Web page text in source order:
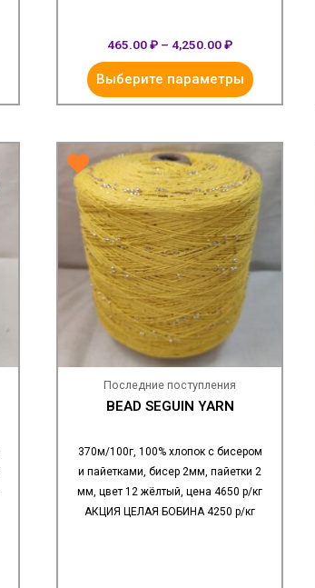
465.00₽ – 4,250.00₽
Выберите параметры
Последние поступления
BEAD SEGUIN YARN
370м/100г, 100% хлопок с бисером
и пайетками, бисер 2мм, пайетки 2
мм, цвет 12 жёлтый, цена 4650 р/кг
АКЦИЯ ЦЕЛАЯ БОБИНА 4250 р/кг